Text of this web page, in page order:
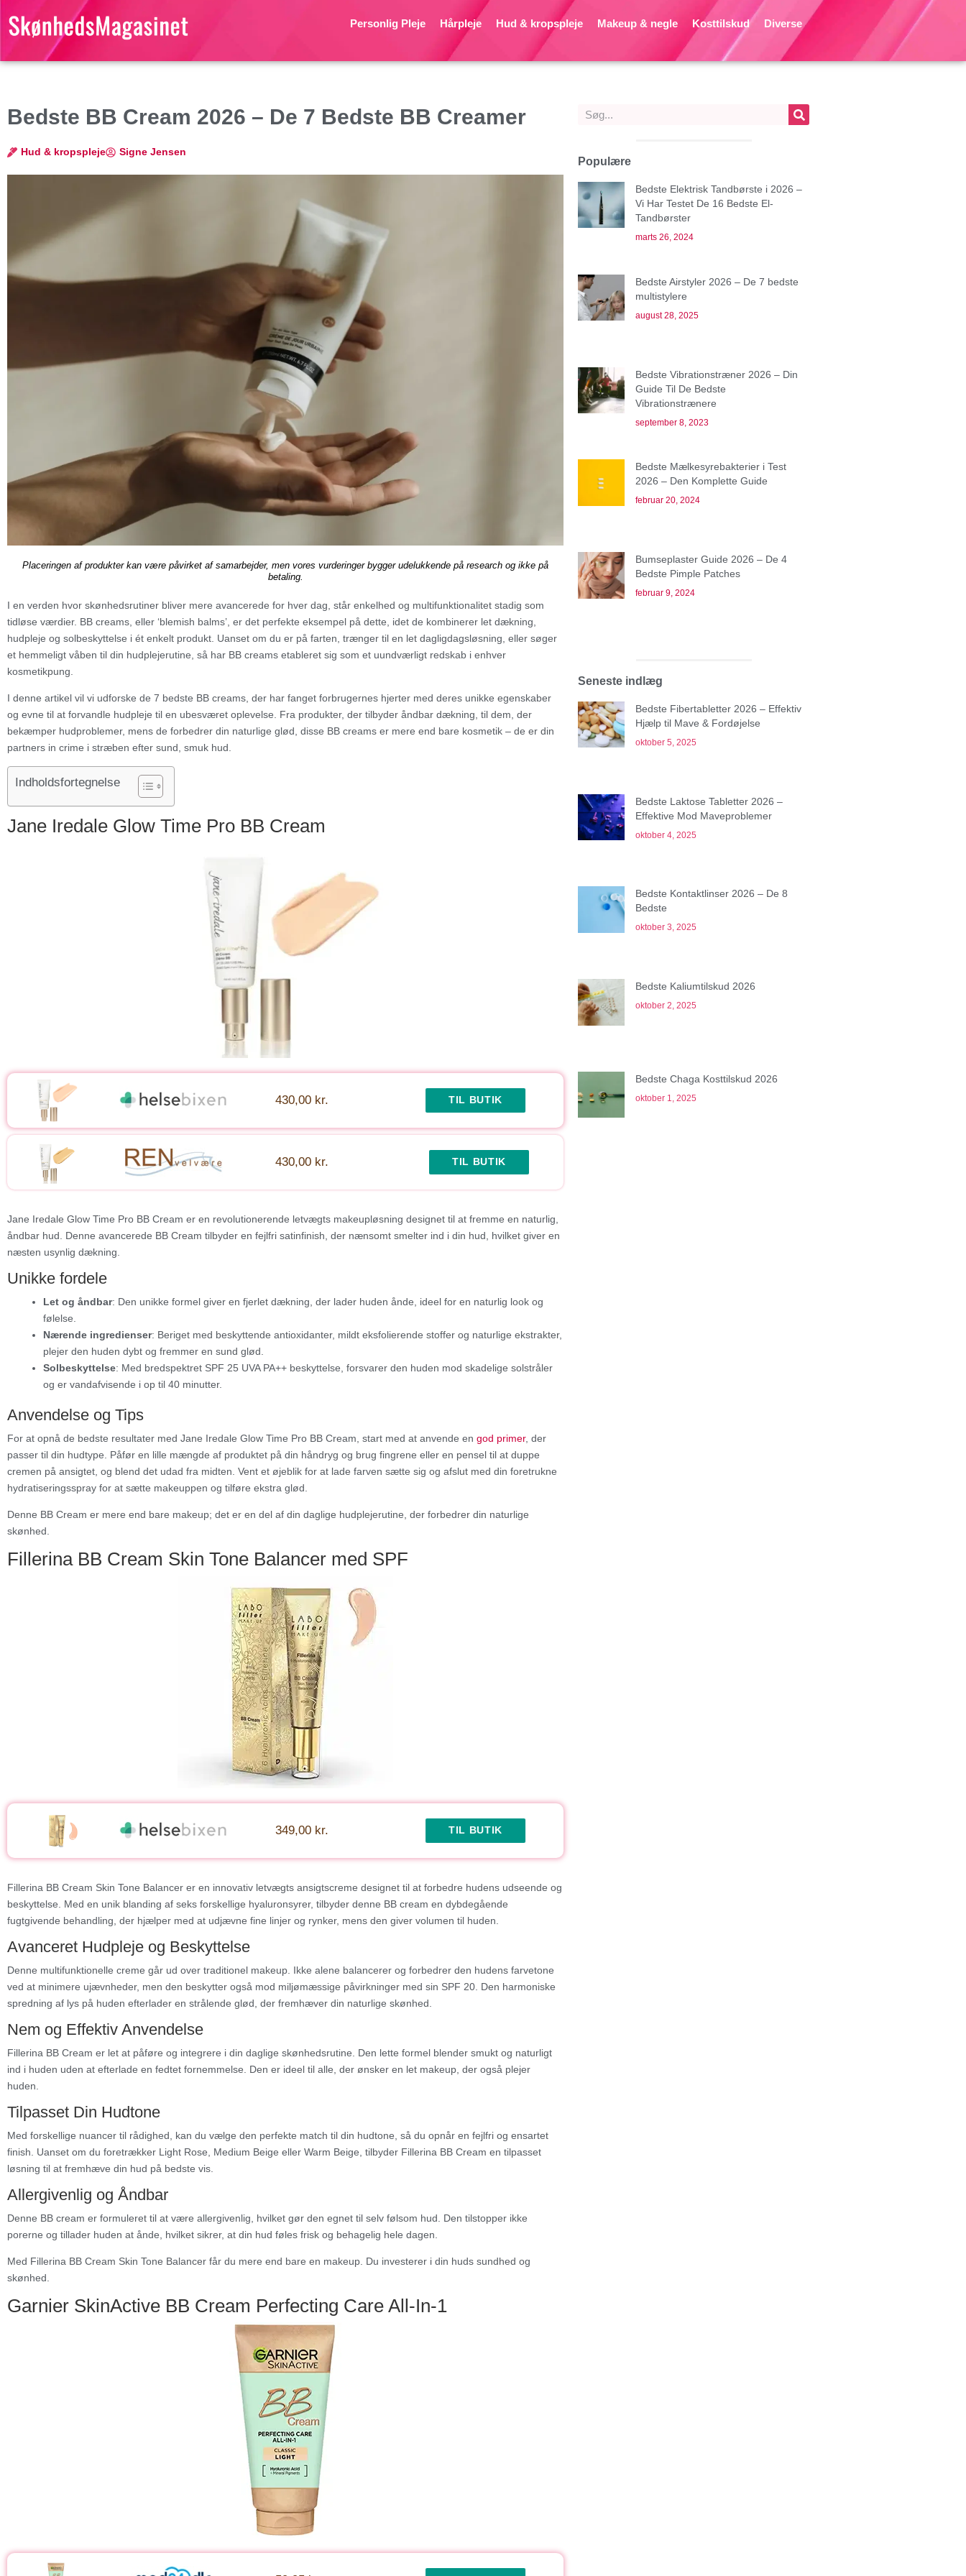
Personlig Pleje Hårpleje Hud & kropspleje Makeup & negle Kosttilskud Diverse
Bedste BB Cream 2026 – De 7 Bedste BB Creamer
Hud & kropspleje Signe Jensen
Placeringen af produkter kan være påvirket af samarbejder, men vores vurderinger bygger udelukkende på research og ikke på
betaling.
I en verden hvor skønhedsrutiner bliver mere avancerede for hver dag, står enkelhed og multifunktionalitet stadig som
tidløse værdier. BB creams, eller ‘blemish balms’, er det perfekte eksempel på dette, idet de kombinerer let dækning,
hudpleje og solbeskyttelse i ét enkelt produkt. Uanset om du er på farten, trænger til en let dagligdagsløsning, eller søger
et hemmeligt våben til din hudplejerutine, så har BB creams etableret sig som et uundværligt redskab i enhver
kosmetikpung.
I denne artikel vil vi udforske de 7 bedste BB creams, der har fanget forbrugernes hjerter med deres unikke egenskaber
og evne til at forvandle hudpleje til en ubesværet oplevelse. Fra produkter, der tilbyder åndbar dækning, til dem, der
bekæmper hudproblemer, mens de forbedrer din naturlige glød, disse BB creams er mere end bare kosmetik – de er din
partners in crime i stræben efter sund, smuk hud.
Indholdsfortegnelse
Jane Iredale Glow Time Pro BB Cream
430,00 kr. TIL BUTIK
430,00 kr. TIL BUTIK
Jane Iredale Glow Time Pro BB Cream er en revolutionerende letvægts makeupløsning designet til at fremme en naturlig,
åndbar hud. Denne avancerede BB Cream tilbyder en fejlfri satinfinish, der nænsomt smelter ind i din hud, hvilket giver en
næsten usynlig dækning.
Unikke fordele
Let og åndbar: Den unikke formel giver en fjerlet dækning, der lader huden ånde, ideel for en naturlig look og
følelse.
Nærende ingredienser: Beriget med beskyttende antioxidanter, mildt eksfolierende stoffer og naturlige ekstrakter,
plejer den huden dybt og fremmer en sund glød.
Solbeskyttelse: Med bredspektret SPF 25 UVA PA++ beskyttelse, forsvarer den huden mod skadelige solstråler
og er vandafvisende i op til 40 minutter.
Anvendelse og Tips
For at opnå de bedste resultater med Jane Iredale Glow Time Pro BB Cream, start med at anvende en god primer, der
passer til din hudtype. Påfør en lille mængde af produktet på din håndryg og brug fingrene eller en pensel til at duppe
cremen på ansigtet, og blend det udad fra midten. Vent et øjeblik for at lade farven sætte sig og afslut med din foretrukne
hydratiseringsspray for at sætte makeuppen og tilføre ekstra glød.
Denne BB Cream er mere end bare makeup; det er en del af din daglige hudplejerutine, der forbedrer din naturlige
skønhed.
Fillerina BB Cream Skin Tone Balancer med SPF
349,00 kr. TIL BUTIK
Fillerina BB Cream Skin Tone Balancer er en innovativ letvægts ansigtscreme designet til at forbedre hudens udseende og
beskyttelse. Med en unik blanding af seks forskellige hyaluronsyrer, tilbyder denne BB cream en dybdegående
fugtgivende behandling, der hjælper med at udjævne fine linjer og rynker, mens den giver volumen til huden.
Avanceret Hudpleje og Beskyttelse
Denne multifunktionelle creme går ud over traditionel makeup. Ikke alene balancerer og forbedrer den hudens farvetone
ved at minimere ujævnheder, men den beskytter også mod miljømæssige påvirkninger med sin SPF 20. Den harmoniske
spredning af lys på huden efterlader en strålende glød, der fremhæver din naturlige skønhed.
Nem og Effektiv Anvendelse
Fillerina BB Cream er let at påføre og integrere i din daglige skønhedsrutine. Den lette formel blender smukt og naturligt
ind i huden uden at efterlade en fedtet fornemmelse. Den er ideel til alle, der ønsker en let makeup, der også plejer
huden.
Tilpasset Din Hudtone
Med forskellige nuancer til rådighed, kan du vælge den perfekte match til din hudtone, så du opnår en fejlfri og ensartet
finish. Uanset om du foretrækker Light Rose, Medium Beige eller Warm Beige, tilbyder Fillerina BB Cream en tilpasset
løsning til at fremhæve din hud på bedste vis.
Allergivenlig og Åndbar
Denne BB cream er formuleret til at være allergivenlig, hvilket gør den egnet til selv følsom hud. Den tilstopper ikke
porerne og tillader huden at ånde, hvilket sikrer, at din hud føles frisk og behagelig hele dagen.
Med Fillerina BB Cream Skin Tone Balancer får du mere end bare en makeup. Du investerer i din huds sundhed og
skønhed.
Garnier SkinActive BB Cream Perfecting Care All-In-1
Populære
Bedste Elektrisk Tandbørste i 2026 –
Vi Har Testet De 16 Bedste El-
Tandbørster
marts 26, 2024
Bedste Airstyler 2026 – De 7 bedste
multistylere
august 28, 2025
Bedste Vibrationstræner 2026 – Din
Guide Til De Bedste
Vibrationstrænere
september 8, 2023
Bedste Mælkesyrebakterier i Test
2026 – Den Komplette Guide
februar 20, 2024
Bumseplaster Guide 2026 – De 4
Bedste Pimple Patches
februar 9, 2024
Seneste indlæg
Bedste Fibertabletter 2026 – Effektiv
Hjælp til Mave & Fordøjelse
oktober 5, 2025
Bedste Laktose Tabletter 2026 –
Effektive Mod Maveproblemer
oktober 4, 2025
Bedste Kontaktlinser 2026 – De 8
Bedste
oktober 3, 2025
Bedste Kaliumtilskud 2026
oktober 2, 2025
Bedste Chaga Kosttilskud 2026
oktober 1, 2025